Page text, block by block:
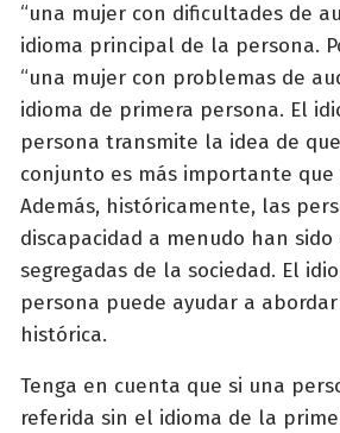
“una mujer con dificultades de
idioma principal de la persona.
“una mujer con problemas de
idioma de primera persona. El
persona transmite la idea de
conjunto es más importante que
Además, históricamente, las
discapacidad a menudo han sido
segregadas de la sociedad. El
persona puede ayudar a
histórica.
Tenga en cuenta que si una
referida sin el idioma de la